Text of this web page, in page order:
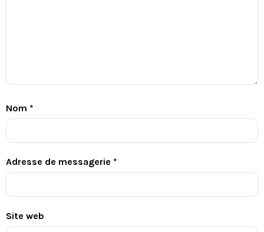
Nom *
Adresse de messagerie *
Site web